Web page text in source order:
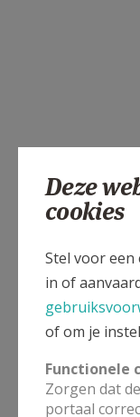
Deze
cookies
Stel voor
in of
of om je
Functionele
Zorgen dat
portaal